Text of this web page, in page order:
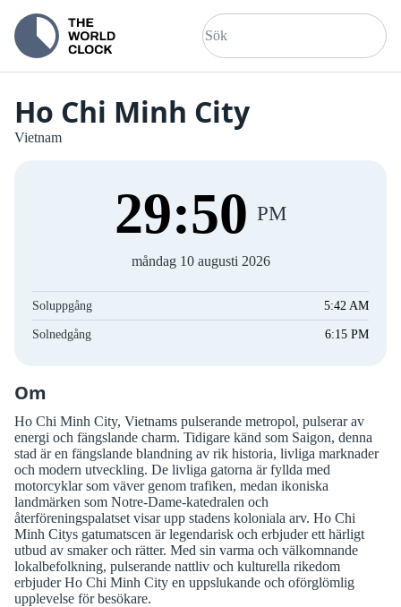
Ho Chi Minh City
Vietnam
29:51 PM
måndag 10 augusti 2026
Soluppgång 5:42 AM
Solnedgång 6:15 PM
Om
Ho Chi Minh City, Vietnams pulserande metropol, pulserar av
energi och fängslande charm. Tidigare känd som Saigon, denna
stad är en fängslande blandning av rik historia, livliga marknader
och modern utveckling. De livliga gatorna är fyllda med
motorcyklar som väver genom trafiken, medan ikoniska
landmärken som Notre-Dame-katedralen och
återföreningspalatset visar upp stadens koloniala arv. Ho Chi
Minh Citys gatumatscen är legendarisk och erbjuder ett härligt
utbud av smaker och rätter. Med sin varma och välkomnande
lokalbefolkning, pulserande nattliv och kulturella rikedom
erbjuder Ho Chi Minh City en uppslukande och oförglömlig
upplevelse för besökare.